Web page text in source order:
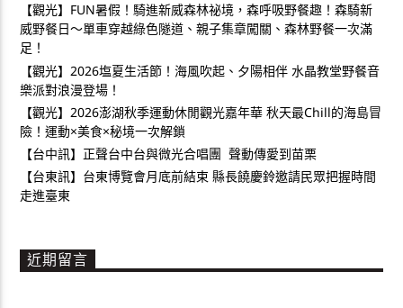
【觀光】FUN暑假！騎進新威森林祕境，森呼吸野餐趣！森騎新
威野餐日～單車穿越綠色隧道、親子集章闖關、森林野餐一次滿
足！
【觀光】2026塩夏生活節！海風吹起、夕陽相伴 水晶教堂野餐音
樂派對浪漫登場！
【觀光】2026澎湖秋季運動休閒觀光嘉年華 秋天最Chill的海島冒
險！運動×美食×秘境一次解鎖
【台中訊】正聲台中台與微光合唱團 聲動傳愛到苗栗
【台東訊】台東博覽會月底前結束 縣長饒慶鈴邀請民眾把握時間
走進臺東
近期留言